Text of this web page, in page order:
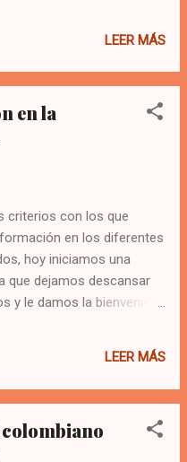
LEER MÁS
en la
criterios con los que
en los diferentes
hoy iniciamos una
que dejamos descansar
y le damos la bienvenida
se encuentran enlaces
de los temas
octava entrega de las
disfruten tanto como
llevando a cabo este
LEER MÁS